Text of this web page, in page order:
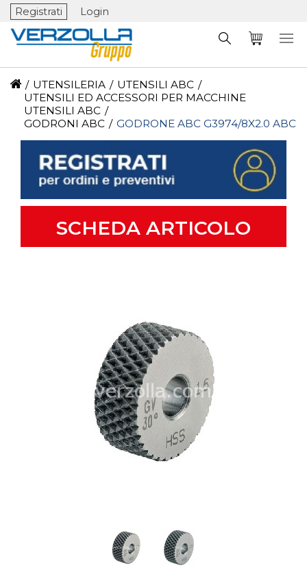
Registrati Login
/ UTENSILERIA / UTENSILI ABC /
UTENSILI ED ACCESSORI PER MACCHINE
UTENSILI ABC /
GODRONI ABC / GODRONE ABC G3974/8X2.0 ABC
SCHEDA ARTICOLO